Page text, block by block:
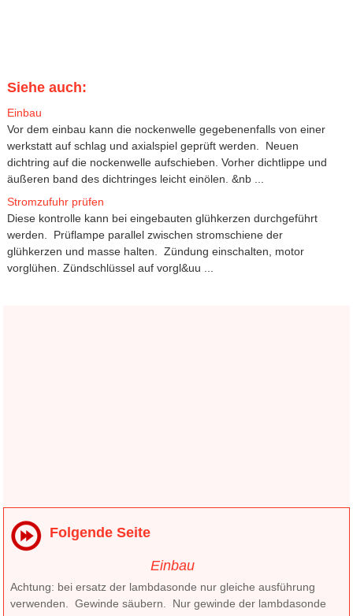
Siehe auch:
Einbau
Vor dem einbau kann die nockenwelle gegebenenfalls von einer
werkstatt auf schlag und axialspiel geprüft werden. Neuen
dichtring auf die nockenwelle aufschieben. Vorher dichtlippe und
äußeren band des dichtringes leicht einölen. &nb ...
Stromzufuhr prüfen
Diese kontrolle kann bei eingebauten glühkerzen durchgeführt
werden. Prüflampe parallel zwischen stromschiene der
glühkerzen und masse halten. Zündung einschalten, motor
vorglühen. Zündschlüssel auf vorgl&uu ...
Folgende Seite
Einbau
Achtung: bei ersatz der lambdasonde nur gleiche ausführung
verwenden. Gewinde säubern. Nur gewinde der lambdasonde